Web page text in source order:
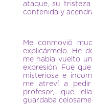
ataque, su
contenida y
Me conmovió
explicármelo. He
me había vuelto
expresión. Fue
misteriosa e
me atreví a
profesor, que
guardaba